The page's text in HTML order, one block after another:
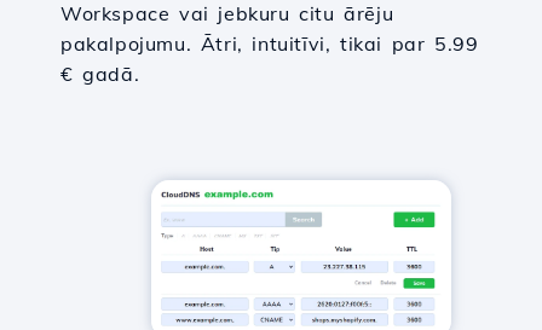
Workspace vai jebkuru citu ārēju
pakalpojumu. Ātri, intuitīvi, tikai par 5.99
€ gadā.